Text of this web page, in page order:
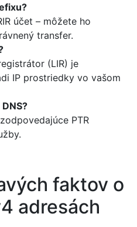
účet – môžete ho
transfer.
(LIR) je
IP prostriedky vo vašom
PTR
faktov o
adresách